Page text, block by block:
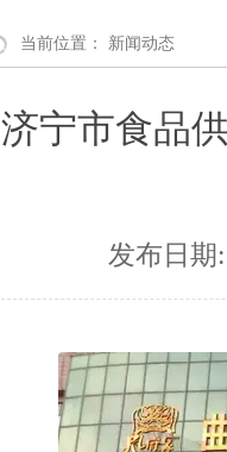
当前位置： 新闻动态
济宁市食品
发布日期: